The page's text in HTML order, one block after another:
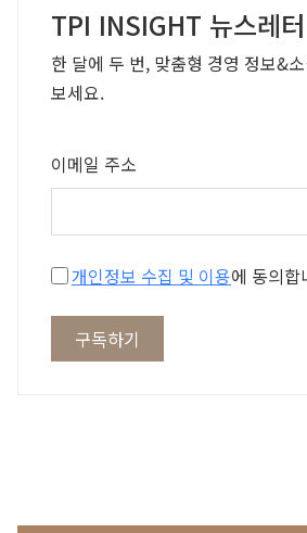
TPI INSIGHT 뉴스레
한 달에 두 번, 맞춤형 경영 정보&
보세요.
이메일 주소
개인정보 수집 및 이용에 동의합
구독하기